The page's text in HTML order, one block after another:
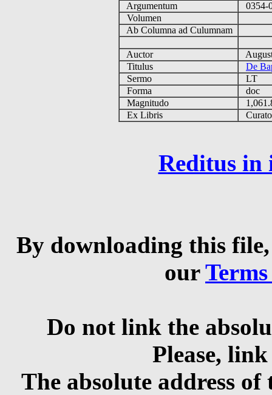
Argumentum
0354-
Volumen
Ab Columna ad Culumnam
Auctor
Titulus
De
Sermo
LT
Forma
doc
Magnitudo
Ex Libris
Reditus in
By downloading this
our
Do not link the
Please,
The absolute address